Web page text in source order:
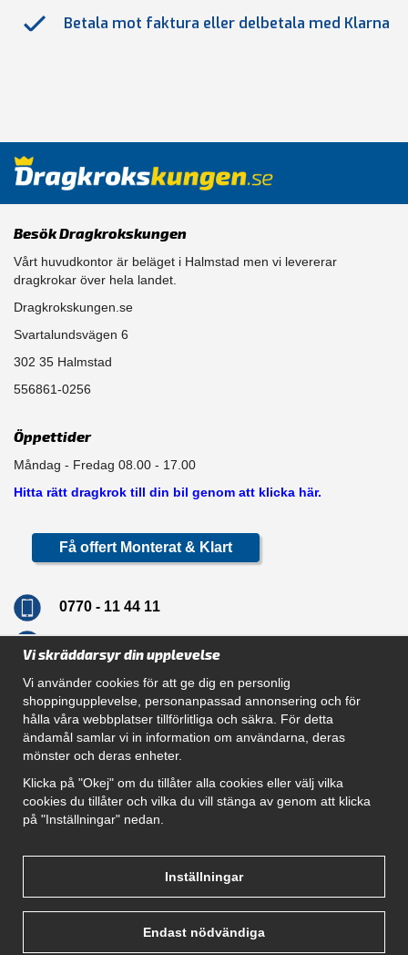
Betala mot faktura eller delbetala med Klarna
Besök Dragkrokskungen
Vårt huvudkontor är beläget i Halmstad men vi levererar
dragkrokar över hela landet.
Dragkrokskungen.se
Svartalundsvägen 6
302 35 Halmstad
556861-0256
Öppettider
Måndag - Fredag 08.00 - 17.00
Hitta rätt dragkrok till din bil genom att klicka här.
Få offert Monterat & Klart
0770 - 11 44 11
Navigation
Hur beställer jag
Gör Det Själv Paket
Montera dragkrok
SUPPORT
Villkor
Vi skräddarsyr din upplevelse
Vi använder cookies för att ge dig en personlig
shoppingupplevelse, personanpassad annonsering och för
hålla våra webbplatser tillförlitliga och säkra. För detta
ändamål samlar vi in information om användarna, deras
mönster och deras enheter.
Klicka på "Okej" om du tillåter alla cookies eller välj vilka
cookies du tillåter och vilka du vill stänga av genom att klicka
på "Inställningar" nedan.
Inställningar
Endast nödvändiga